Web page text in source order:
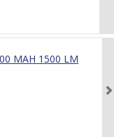
MAH 1500 LM